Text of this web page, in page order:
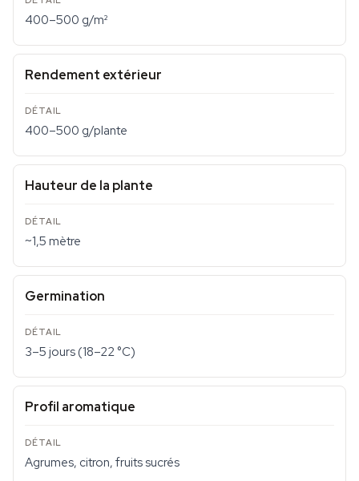
400–500 g/m²
Rendement extérieur
400–500 g/plante
Hauteur de la plante
~1,5 mètre
Germination
3–5 jours (18–22 °C)
Profil aromatique
Agrumes, citron, fruits sucrés